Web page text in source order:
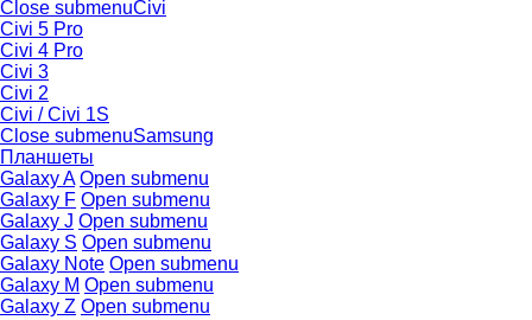
Close submenuCivi
Civi 5 Pro
Civi 4 Pro
Civi 3
Civi 2
Civi / Civi 1S
Close submenuSamsung
Планшеты
Galaxy A Open submenu
Galaxy F Open submenu
Galaxy J Open submenu
Galaxy S Open submenu
Galaxy Note Open submenu
Galaxy M Open submenu
Galaxy Z Open submenu